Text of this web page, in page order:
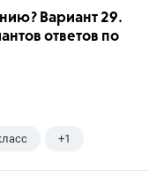
Вариант 29.
ответов по
+1